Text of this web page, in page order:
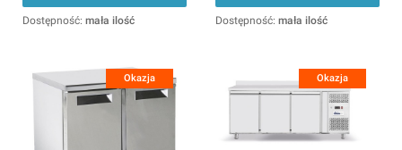
Dostępność: mała ilość Dostępność: mała ilość
Okazja Okazja